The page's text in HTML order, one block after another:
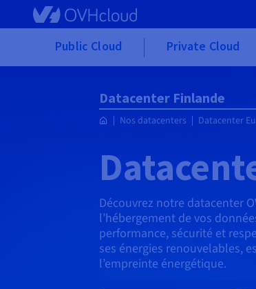
Skip to main content
Public Cloud Private Cloud
Datacenter Finlande
Nos datacenters Datacenter
Découvrez notre datacenter
l’hébergement de vos
performance, sécurité et
ses énergies renouvelables,
l’empreinte énergétique.